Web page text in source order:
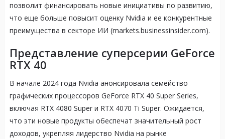
позволит финансировать новые инициативы по развитию,
что еще больше повысит оценку Nvidia и ее конкурентные
преимущества в секторе ИИ (markets.businessinsider.com).
Представление суперсерии GeForce
RTX 40
В начале 2024 года Nvidia анонсировала семейство
графических процессоров GeForce RTX 40 Super Series,
включая RTX 4080 Super и RTX 4070 Ti Super. Ожидается,
что эти новые продукты обеспечат значительный рост
доходов, укрепляя лидерство Nvidia на рынке